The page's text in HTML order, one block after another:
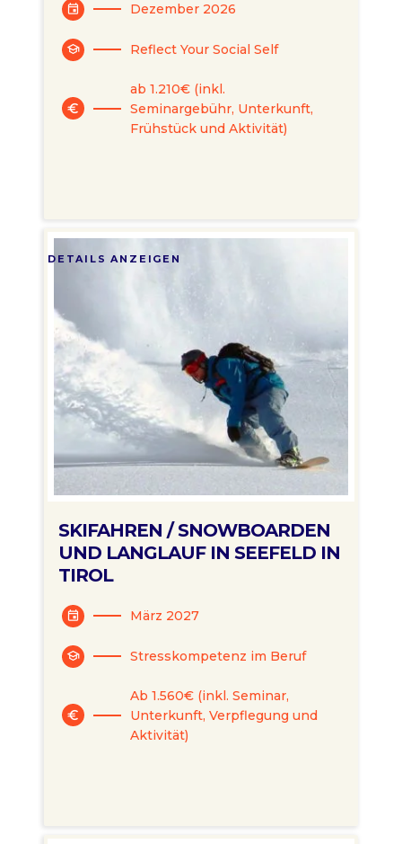
event Dezember 2026
school Reflect Your Social Self
euro
ab 1.210€ (inkl.
Seminargebühr, Unterkunft,
Frühstück und Aktivität)
SKIFAHREN / SNOWBOARDEN
UND LANGLAUF IN SEEFELD IN
TIROL
event März 2027
school Stresskompetenz im Beruf
euro
Ab 1.560€ (inkl. Seminar,
Unterkunft, Verpflegung und
Aktivität)
DETAILS ANZEIGEN